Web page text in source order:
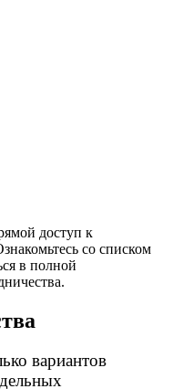
доступ к
со списком
в полной
вариантов